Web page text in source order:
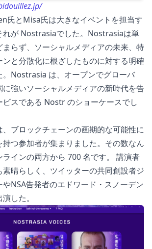
氏とMisa氏は大きなイベントを担当す
れが Nostrasiaでした。Nostrasiaは単
まらず、ソーシャルメディアの未来、特
と分散化に根ざしたものに対する明確
。Nostrasia は、オープンでグローバ
に強いソーシャルメディアの新時代を告
ビスである Nostr のショーケースでし
、ブロックチェーンの画期的な可能性に
つ参加者が集まりました。その数なん
ラインの両方から 700 名です。 講演者
晴らしく、ツイッターの共同創設者ジ
NSA告発者のエドワード・スノーデン
した。